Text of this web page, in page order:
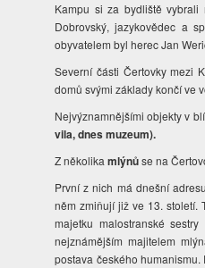
Kampu si za bydliště vybrali
Dobrovský, jazykovědec a
obyvatelem byl herec Jan
Severní části Čertovky mezi
domů svými základy končí ve
Nejvýznamnějšími objekty v
vila, dnes muzeum).
Z několikamlýnůse na
První z nich má dnešní
něm zmiňují již ve 13. století.
majetku malostranské
nejznámějším majitelem
postava českého